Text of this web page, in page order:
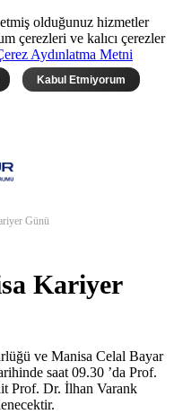
olduğunuz hizmetler
çerezleri ve kalıcı çerezler
Aydınlatma Metni
Kabul Etmiyorum
Günü
Kariyer
ve Manisa Celal Bayar
saat 09.30 ’da Prof.
Prof. Dr. İlhan Varank